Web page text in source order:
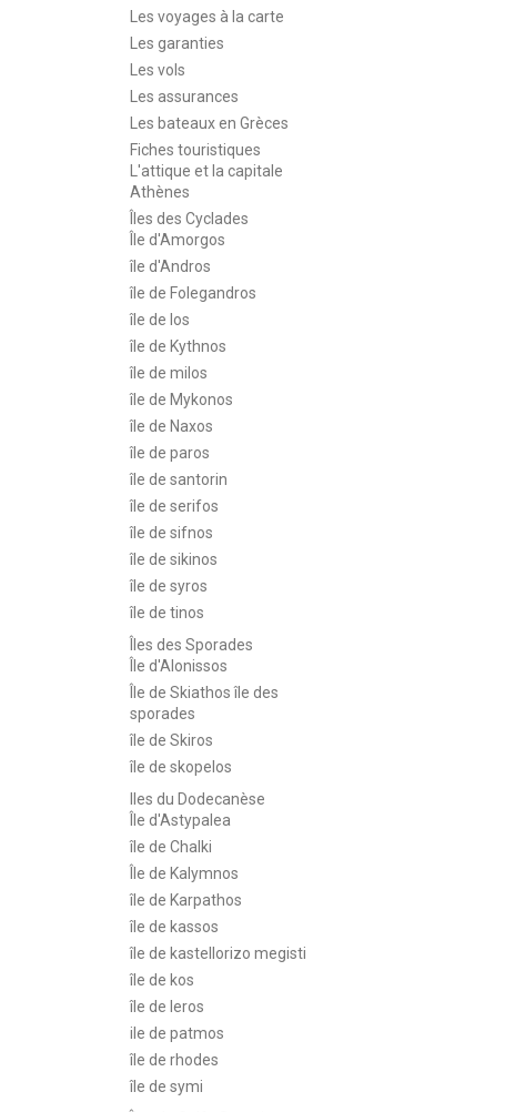
Les voyages à la carte
Les garanties
Les vols
Les assurances
Les bateaux en Grèces
Fiches touristiques
L'attique et la capitale
Athènes
Îles des Cyclades
Île d'Amorgos
île d'Andros
île de Folegandros
île de Ios
île de Kythnos
île de milos
île de Mykonos
île de Naxos
île de paros
île de santorin
île de serifos
île de sifnos
île de sikinos
île de syros
île de tinos
Îles des Sporades
Île d'Alonissos
Île de Skiathos île des
sporades
île de Skiros
île de skopelos
Iles du Dodecanèse
Île d'Astypalea
île de Chalki
Île de Kalymnos
île de Karpathos
île de kassos
île de kastellorizo megisti
île de kos
île de leros
ile de patmos
île de rhodes
île de symi